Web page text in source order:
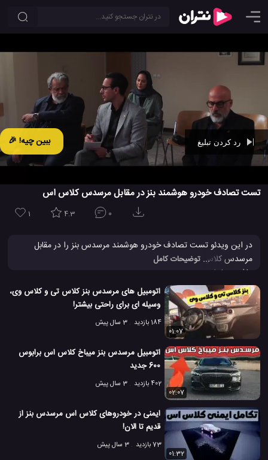
ببین چیه! 🎉
تست تصادف خودرو هوشمند بنز در مقابل مرسدس کلاس اس
1 4.3 0
در این ویدئو تست تصادف خودرو هوشمند مرسدس بنز را در مقابل
مرسدس کلاس S مشاهده می کنید. ویدیو تست تصادف و تصادف
ماشین ها را در این
#
Mercedes
#
Mercedes S-Class
# اتومبیل مرسدس
# اتوموبیل Mercedes-Benz تست تصادف
# تست تصادف خودرو #
# خودروهای Mercedes Benz # شرکت مرسدس
# کمپانی Mercedes # مرسدس مرسدس بنز
# مرسدس کلاس S
6.2 هزار بازدید
8 سال پیش
... توضیحات کامل
اتومبیل های مرسدس بنز کلاس تی و کلاس وی،
وسیله ای برای راحتی بیشتر!
184 بازدید
3 سال پیش
01:07
اتومبیل مرسدس بنز میباخ کلاس اس برابوس
600 جدید
402 بازدید
3 سال پیش
02:07
ایمنی در خودروهای کلاس اس مرسدس بنز از
قدیم تا الان!
73 بازدید
3 سال پیش
01:32